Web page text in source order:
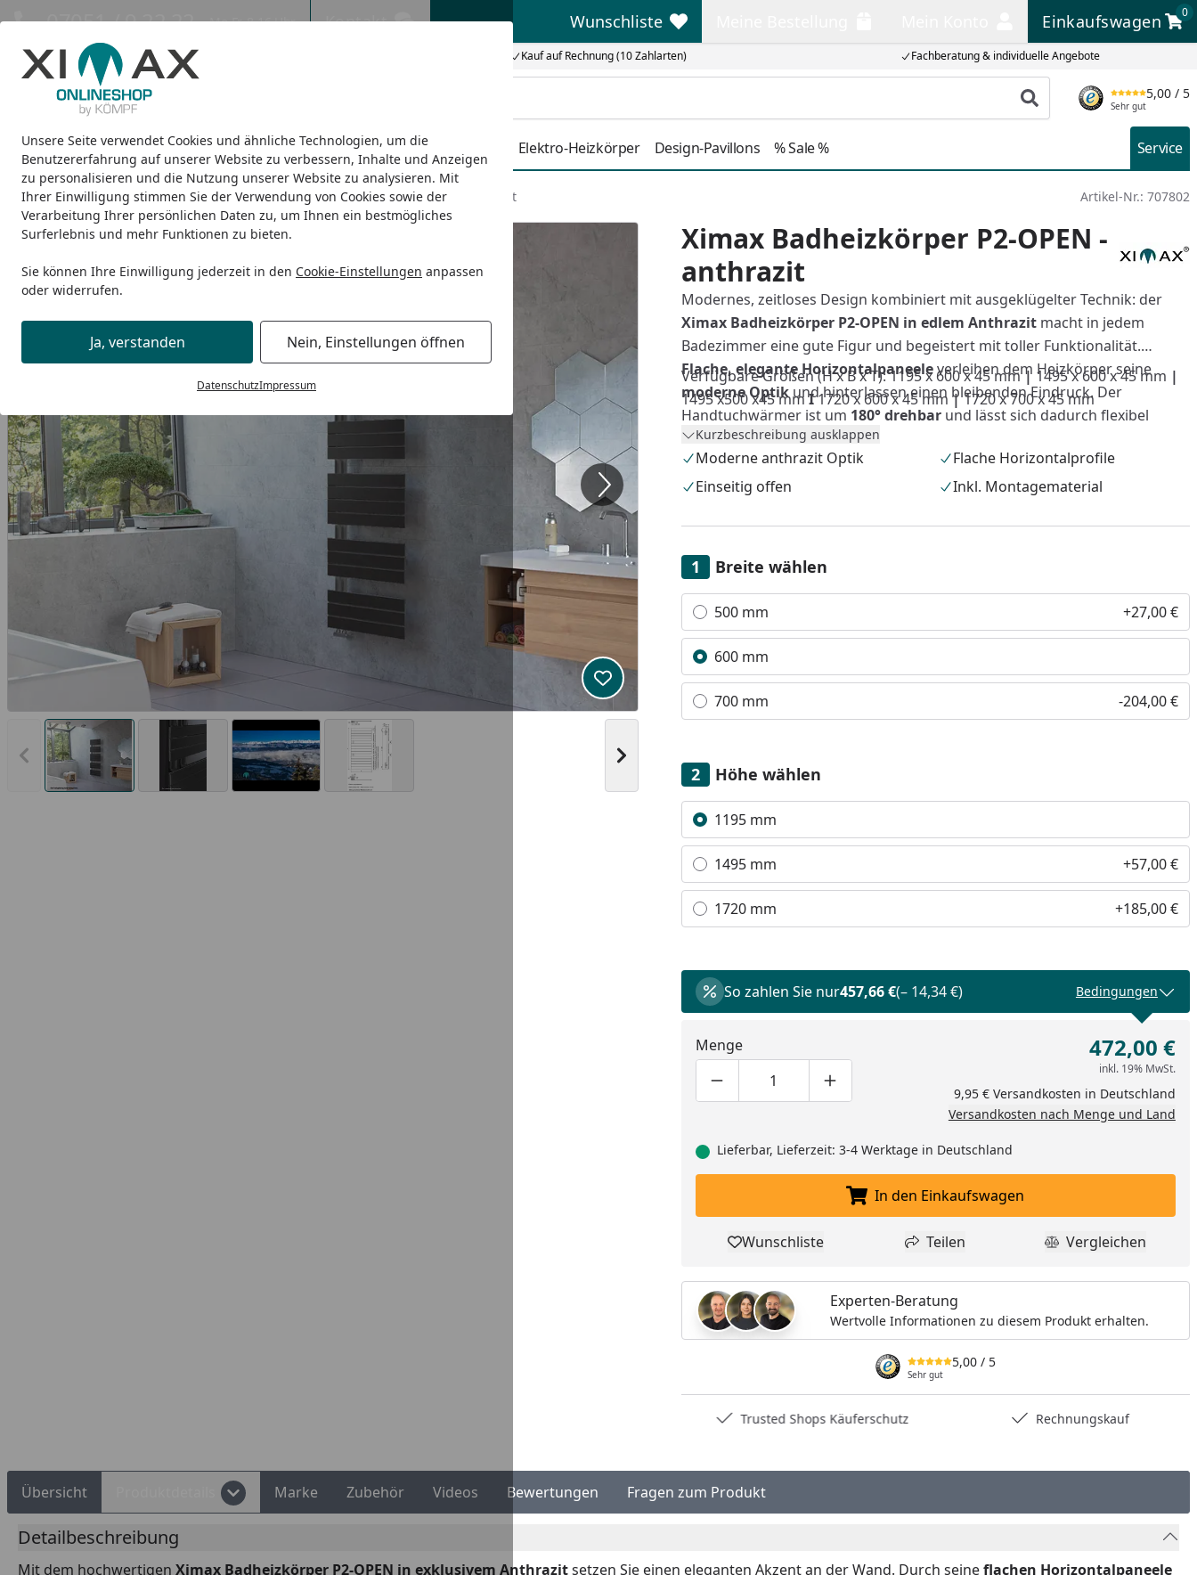
Unsere Seite verwendet Cookies und ähnliche Technologien, um die
Benutzererfahrung auf unserer Website zu verbessern, Inhalte und Anzeigen
zu personalisieren und die Nutzung unserer Website zu analysieren. Mit
Ihrer Einwilligung stimmen Sie der Verwendung von Cookies sowie der
Verarbeitung Ihrer persönlichen Daten zu, um Ihnen ein bestmögliches
Surferlebnis und mehr Funktionen zu bieten.
Sie können Ihre Einwilligung jederzeit in den Cookie-Einstellungen anpassen
oder widerrufen.
Ja, verstanden Nein, Einstellungen öffnen
DatenschutzImpressum
Eigene Montage-Teams Kauf auf Rechnung (10 Zahlarten) Fachberatung & individuelle Angebote
07051 / 9 22 22 Mo-Fr. 8-16 Uhr Kontakt Wunschliste
Wunschliste Einkaufswagen
0
Einkaufswagen
Produkt suchen
5,00 / 5
Sehr gut
Design-Carports Design-Heizkörper Infrarot-Heizkörper Duschkabinen Elektro-Heizkörper Design-Pavillons % Sale % Service
Startseite
Design-Heizkörper Badheizkörper Ximax Badheizkörper P2-OPEN - anthrazit Artikel-Nr.: 707802
Vorheriges Bild anzeigen Nächstes Bild anzeigen
Produkt zur Wunschliste hinzufügen
Ximax Badheizkörper P2-OPEN -
anthrazit
Modernes, zeitloses Design kombiniert mit ausgeklügelter Technik: der
Ximax Badheizkörper P2-OPEN in edlem Anthrazitmacht in jedem
Badezimmer eine gute Figur und begeistert mit toller Funktionalität.
Flache, elegante Horizontalpaneeleverleihen dem Heizkörper seine
moderne Optikund hinterlassen einen bleibenden Eindruck. Der
Handtuchwärmer ist um 180° drehbarund lässt sich dadurch flexibel
anpassen.
Verfügbare Größen (H x B x T): 1195 x 600 x 45 mm|1495 x 600 x 45 mm |
1495 x500 x45 mmI1720 x 600 x 45 mm |1720 x 700 x 45 mm
Kurzbeschreibung ausklappen
Moderne anthrazit Optik
Flache Horizontalprofile
Einseitig offen
Inkl. Montagematerial
Breite wählen
Alle anzeigen (3)
500 mm +27,00 €
600 mm
700 mm -204,00 €
Höhe wählen
Alle anzeigen (3)
1195 mm
1495 mm +57,00 €
1720 mm +185,00 €
So zahlen Sie nur457,66 €(– 14,34 €) Bedingungen
Menge
Produktmenge um eins verringern
Produktmenge manuell eingeben
Produktmenge um eins erhöhen
472,00 €
inkl. 19% MwSt.
9,95 € Versandkosten in Deutschland
Versandkosten nach Menge und Land
Lieferbar, Lieferzeit: 3-4 Werktage in Deutschland
In den Einkaufswagen legen
In den Einkaufswagen
Produkt zur Wunschliste hinzufügen
Wunschliste Teilen
Teilen Produkt
Vergleichen
Experten-Beratung
Wertvolle Informationen zu diesem Produkt erhalten.
5,00 / 5
Sehr gut
Trusted Shops Käuferschutz Rechnungskauf
Übersicht Marke Zubehör Videos Bewertungen Fragen zum Produkt
Detailbeschreibung
Mit dem hochwertigen Ximax Badheizkörper P2-OPEN in exklusivem Anthrazitsetzen Sie einen eleganten Akzent an der Wand. Durch seineflachen Horizontalpaneele